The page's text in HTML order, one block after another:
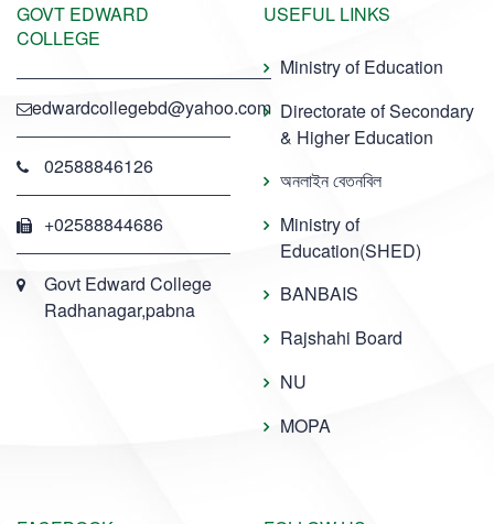
GOVT EDWARD
COLLEGE
edwardcollegebd@yahoo.com
02588846126
+02588844686
Govt Edward College
Radhanagar,pabna
USEFUL LINKS
Ministry of Education
Directorate of Secondary
& Higher Education
অনলাইন বেতনবিল
Ministry of
Education(SHED)
BANBAIS
Rajshahi Board
NU
MOPA